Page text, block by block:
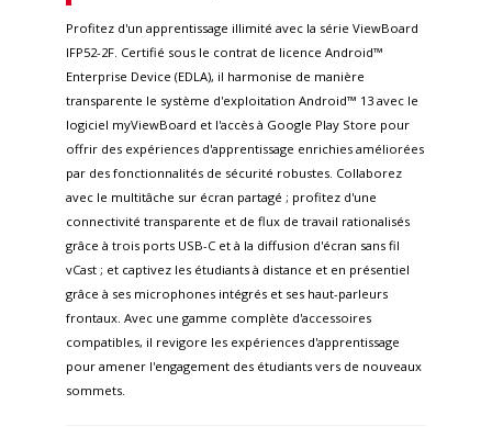
Profitez d'un apprentissage illimité avec la série ViewBoard
IFP52-2F. Certifié sous le contrat de licence Android™
Enterprise Device (EDLA), il harmonise de manière
transparente le système d'exploitation Android™ 13 avec le
logiciel myViewBoard et l'accès à Google Play Store pour
offrir des expériences d'apprentissage enrichies améliorées
par des fonctionnalités de sécurité robustes. Collaborez
avec le multitâche sur écran partagé ; profitez d'une
connectivité transparente et de flux de travail rationalisés
grâce à trois ports USB-C et à la diffusion d'écran sans fil
vCast ; et captivez les étudiants à distance et en présentiel
grâce à ses microphones intégrés et ses haut-parleurs
frontaux. Avec une gamme complète d'accessoires
compatibles, il revigore les expériences d'apprentissage
pour amener l'engagement des étudiants vers de nouveaux
sommets.